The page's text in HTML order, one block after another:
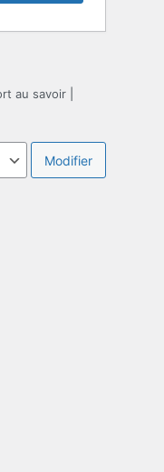
au savoir